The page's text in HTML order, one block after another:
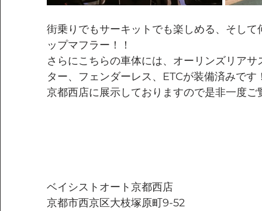
街乗りでもサーキットでも楽しめる、そして
ップマフラー！！
さらにこちらの車体には、オーリンズリア
ター、フェンダーレス、ETCが装備済みです
京都西店に展示しておりますので是非一度ご
ベイシストオート京都西店
京都市西京区大枝塚原町9-52